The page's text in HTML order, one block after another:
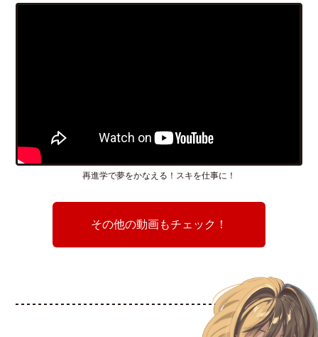
再進学で夢をかなえる！スキを仕事に！
その他の動画もチェック！